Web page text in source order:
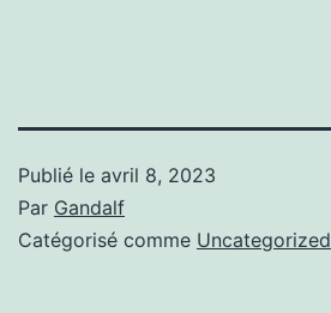
Publié le avril 8, 2023
Par Gandalf
Catégorisé comme Uncategorized